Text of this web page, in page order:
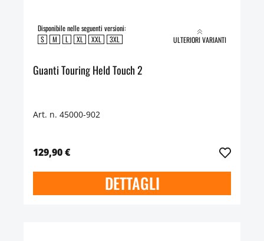
Disponibile nelle seguenti versioni:
S
M L XL XXL 3XL ULTERIORI VARIANTI
Guanti Touring Held Touch 2
Art. n. 45000-902
129,90 €
DETTAGLI